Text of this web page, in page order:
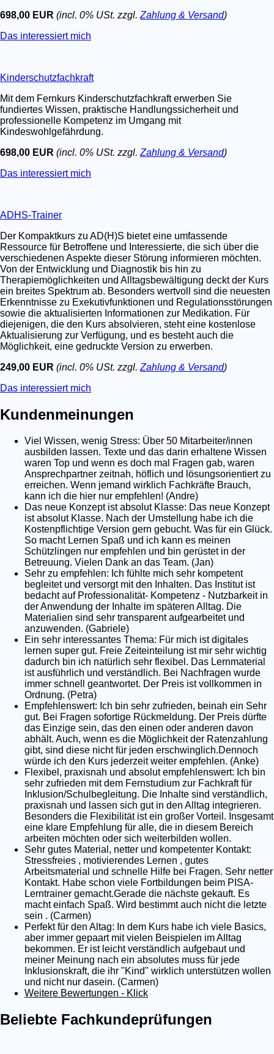
698,00 EUR (incl. 0% USt. zzgl. Zahlung & Versand)
Das interessiert mich
Kinderschutzfachkraft
Mit dem Fernkurs Kinderschutzfachkraft erwerben Sie
fundiertes Wissen, praktische Handlungssicherheit und
professionelle Kompetenz im Umgang mit
Kindeswohlgefährdung.
698,00 EUR (incl. 0% USt. zzgl. Zahlung & Versand)
Das interessiert mich
ADHS-Trainer
Der Kompaktkurs zu AD(H)S bietet eine umfassende
Ressource für Betroffene und Interessierte, die sich über die
verschiedenen Aspekte dieser Störung informieren möchten.
Von der Entwicklung und Diagnostik bis hin zu
Therapiemöglichkeiten und Alltagsbewältigung deckt der Kurs
ein breites Spektrum ab. Besonders wertvoll sind die neuesten
Erkenntnisse zu Exekutivfunktionen und Regulationsstörungen
sowie die aktualisierten Informationen zur Medikation. Für
diejenigen, die den Kurs absolvieren, steht eine kostenlose
Aktualisierung zur Verfügung, und es besteht auch die
Möglichkeit, eine gedruckte Version zu erwerben.
249,00 EUR (incl. 0% USt. zzgl. Zahlung & Versand)
Das interessiert mich
Kundenmeinungen
Viel Wissen, wenig Stress: Über 50 Mitarbeiter/innen
ausbilden lassen. Texte und das darin erhaltene Wissen
waren Top und wenn es doch mal Fragen gab, waren
Ansprechpartner zeitnah, höflich und lösungsorientiert zu
erreichen. Wenn jemand wirklich Fachkräfte Brauch,
kann ich die hier nur empfehlen! (Andre)
Das neue Konzept ist absolut Klasse: Das neue Konzept
ist absolut Klasse. Nach der Umstellung habe ich die
Kostenpflichtige Version gern gebucht. Was für ein Glück.
So macht Lernen Spaß und ich kann es meinen
Schützlingen nur empfehlen und bin gerüstet in der
Betreuung. Vielen Dank an das Team. (Jan)
Sehr zu empfehlen: Ich fühlte mich sehr kompetent
begleitet und versorgt mit den Inhalten. Das Institut ist
bedacht auf Professionalität- Kompetenz - Nutzbarkeit in
der Anwendung der Inhalte im späteren Alltag. Die
Materialien sind sehr transparent aufgearbeitet und
anzuwenden. (Gabriele)
Ein sehr interessantes Thema: Für mich ist digitales
lernen super gut. Freie Zeiteinteilung ist mir sehr wichtig
dadurch bin ich natürlich sehr flexibel. Das Lernmaterial
ist ausführlich und verständlich. Bei Nachfragen wurde
immer schnell geantwortet. Der Preis ist vollkommen in
Ordnung. (Petra)
Empfehlenswert: Ich bin sehr zufrieden, beinah ein Sehr
gut. Bei Fragen sofortige Rückmeldung. Der Preis dürfte
das Einzige sein, das den einen oder anderen davon
abhält. Auch, wenn es die Möglichkeit der Ratenzahlung
gibt, sind diese nicht für jeden erschwinglich.Dennoch
würde ich den Kurs jederzeit weiter empfehlen. (Anke)
Flexibel, praxisnah und absolut empfehlenswert: Ich bin
sehr zufrieden mit dem Fernstudium zur Fachkraft für
Inklusion/Schulbegleitung. Die Inhalte sind verständlich,
praxisnah und lassen sich gut in den Alltag integrieren.
Besonders die Flexibilität ist ein großer Vorteil. Insgesamt
eine klare Empfehlung für alle, die in diesem Bereich
arbeiten möchten oder sich weiterbilden wollen.
Sehr gutes Material, netter und kompetenter Kontakt:
Stressfreies , motivierendes Lernen , gutes
Arbeitsmaterial und schnelle Hilfe bei Fragen. Sehr netter
Kontakt. Habe schon viele Fortbildungen beim PISA-
Lerntrainer gemacht.Gerade die nächste gekauft. Es
macht einfach Spaß. Wird bestimmt auch nicht die letzte
sein . (Carmen)
Perfekt für den Altag: In dem Kurs habe ich viele Basics,
aber immer gepaart mit vielen Beispielen im Alltag
bekommen. Er ist leicht verständlich aufgebaut und
meiner Meinung nach ein absolutes muss für jede
Inklusionskraft, die ihr "Kind" wirklich unterstützen wollen
und nicht nur dasein. (Carmen)
Weitere Bewertungen - Klick
Beliebte Fachkundeprüfungen